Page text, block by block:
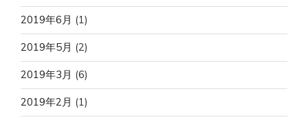
2019年6月 (1)
2019年5月 (2)
2019年3月 (6)
2019年2月 (1)